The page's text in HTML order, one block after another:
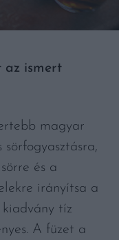
az ismert
magyar
sörfogyasztásra,
és a
irányítsa a
tíz
A füzet a